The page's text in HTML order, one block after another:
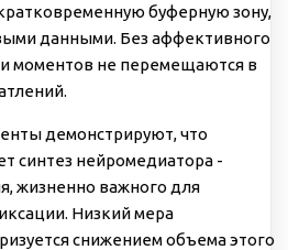
буферную зону,
данными. Без аффективного
моментов не перемещаются в
демонстрируют, что
синтез нейромедиатора -
жизненно важного для
Низкий мера
снижением объема этого